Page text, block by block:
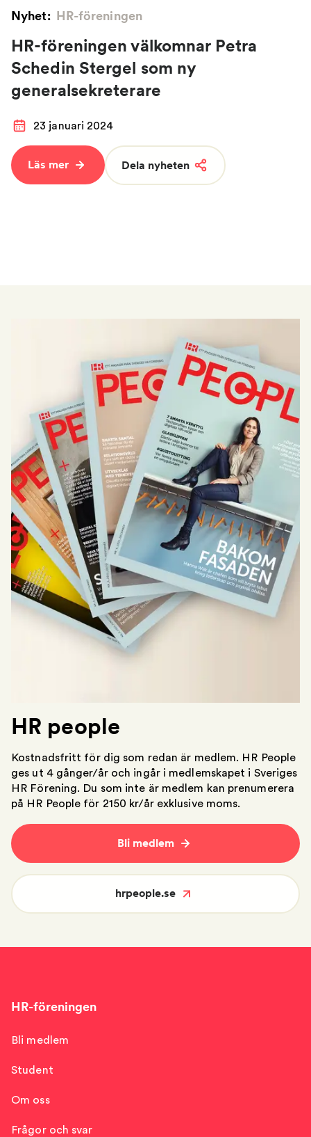
Nyhet: HR-föreningen
HR-föreningen välkomnar Petra
Schedin Stergel som ny
generalsekreterare
23 januari 2024
Läs mer Dela nyheten
HR people
Kostnadsfritt för dig som redan är medlem. HR People
ges ut 4 gånger/år och ingår i medlemskapet i Sveriges
HR Förening. Du som inte är medlem kan prenumerera
på HR People för 2150 kr/år exklusive moms.
Bli medlem
hrpeople.se
HR-föreningen
Bli medlem
Student
Om oss
Frågor och svar